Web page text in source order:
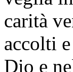
carità
accolti
Dio e